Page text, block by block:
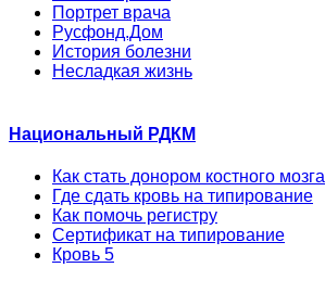
Портрет врача
Русфонд.Дом
История болезни
Несладкая жизнь
Национальный РДКМ
Как стать донором костного мозга
Где сдать кровь на типирование
Как помочь регистру
Сертификат на типирование
Кровь 5